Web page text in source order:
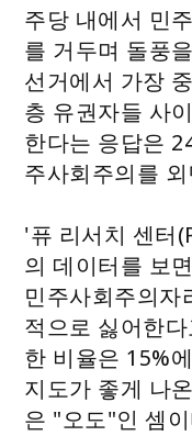
주당 내에서 민
를 거두며 돌풍
선거에서 가장
층 유권자들 사
한다는 응답은
주사회주의를
'퓨 리서치 센터
의 데이터를 보
민주사회주의자
적으로 싫어한
한 비율은 15%
지도가 좋게 나
은 "오도"인 셈